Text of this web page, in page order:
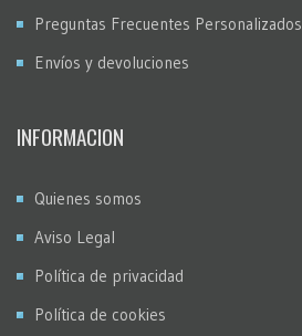
Preguntas Frecuentes Personalizados
Envíos y devoluciones
INFORMACION
Quienes somos
Aviso Legal
Política de privacidad
Política de cookies